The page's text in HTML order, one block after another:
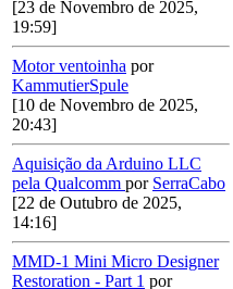
[23 de Novembro de 2025,
19:59]
Motor ventoinha por
KammutierSpule
[10 de Novembro de 2025,
20:43]
Aquisição da Arduino LLC
pela Qualcomm por SerraCabo
[22 de Outubro de 2025,
14:16]
MMD-1 Mini Micro Designer
Restoration - Part 1 por